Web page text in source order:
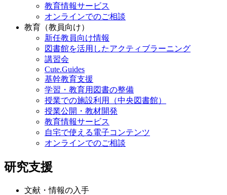
教育情報サービス
オンラインでのご相談
教育（教員向け）
新任教員向け情報
図書館を活用したアクティブラーニング
講習会
Cute.Guides
基幹教育支援
学習・教育用図書の整備
授業での施設利用（中央図書館）
授業公開・教材開発
教育情報サービス
自宅で使える電子コンテンツ
オンラインでのご相談
研究支援
文献・情報の入手